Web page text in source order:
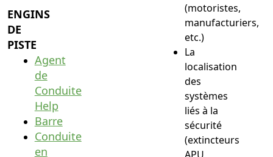
ENGINS
DE
PISTE
Agent
de
Conduite
Help
Barre
Conduite
en
(motoristes,
manufacturiers,
etc.)
La
localisation
des
systèmes
liés à la
sécurité
(extincteurs